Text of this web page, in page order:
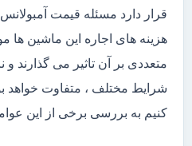
قرار دارد مسئله قیمت
هزینه های اجاره این ماشین
متعددی بر آن تاثیر می گذارند
شرایط مختلف ، متفاوت خواهد
کنیم به بررسی برخی از این